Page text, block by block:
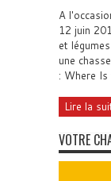
A
12 juin
et
une
: Where Is
Lire la
VOTRE